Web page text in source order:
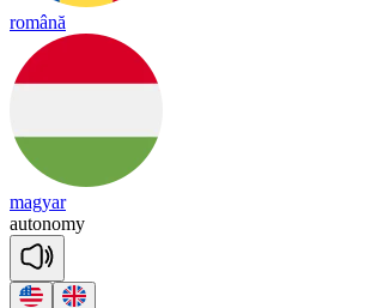
română
magyar
autonomy